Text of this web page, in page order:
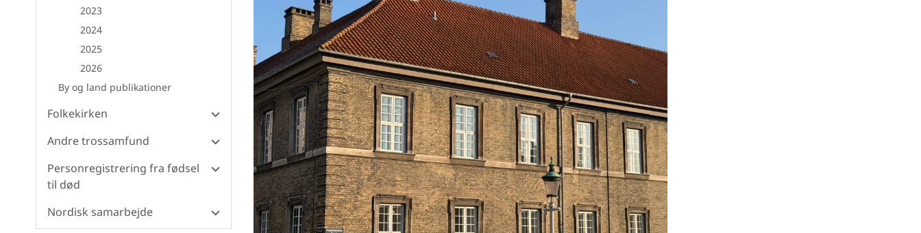
2023
2024
2025
2026
By og land publikationer
Folkekirken
Andre trossamfund
Personregistrering fra fødsel
til død
Nordisk samarbejde